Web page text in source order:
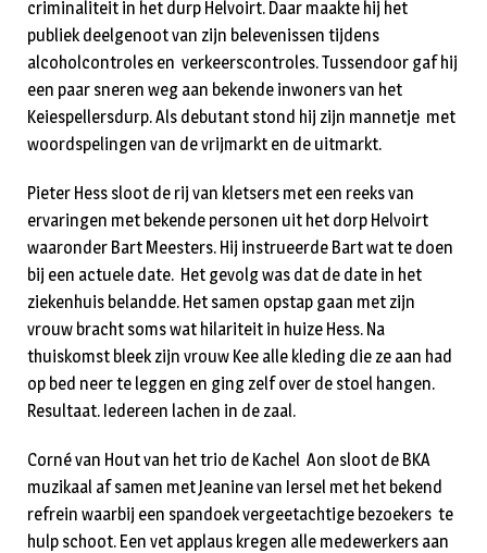
criminaliteit in het durp Helvoirt. Daar maakte hij het
publiek deelgenoot van zijn belevenissen tijdens
alcoholcontroles en verkeerscontroles. Tussendoor gaf hij
een paar sneren weg aan bekende inwoners van het
Keiespellersdurp. Als debutant stond hij zijn mannetje met
woordspelingen van de vrijmarkt en de uitmarkt.
Pieter Hess sloot de rij van kletsers met een reeks van
ervaringen met bekende personen uit het dorp Helvoirt
waaronder Bart Meesters. Hij instrueerde Bart wat te doen
bij een actuele date. Het gevolg was dat de date in het
ziekenhuis belandde. Het samen opstap gaan met zijn
vrouw bracht soms wat hilariteit in huize Hess. Na
thuiskomst bleek zijn vrouw Kee alle kleding die ze aan had
op bed neer te leggen en ging zelf over de stoel hangen.
Resultaat. Iedereen lachen in de zaal.
Corné van Hout van het trio de Kachel Aon sloot de BKA
muzikaal af samen met Jeanine van Iersel met het bekend
refrein waarbij een spandoek vergeetachtige bezoekers te
hulp schoot. Een vet applaus kregen alle medewerkers aan